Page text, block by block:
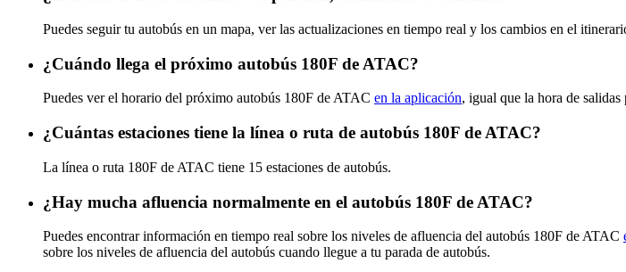
Puedes seguir tu autobús en un mapa, ver las actualizaciones en tiempo real y los cambios en el
¿Cuándo llega el próximo autobús 180F de ATAC?
Puedes ver el horario del próximo autobús 180F de ATAC en la aplicación, igual que la hora de
¿Cuántas estaciones tiene la línea o ruta de autobús 180F de ATAC?
La línea o ruta 180F de ATAC tiene 15 estaciones de autobús.
¿Hay mucha afluencia normalmente en el autobús 180F de ATAC?
Puedes encontrar información en tiempo real sobre los niveles de afluencia del autobús 180F de ATAC
sobre los niveles de afluencia del autobús cuando llegue a tu parada de autobús.